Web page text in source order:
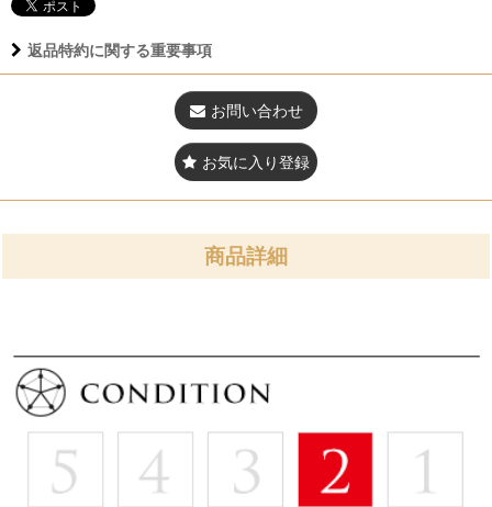
返品特約に関する重要事項
お問い合わせ
お気に入り登録
商品詳細